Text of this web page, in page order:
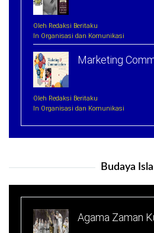
Oleh Redaksi Beritaku
In Organisasi dan Komunikasi
Marketing
Oleh Redaksi Beritaku
In Organisasi dan Komunikasi
Budaya
Agama Zaman